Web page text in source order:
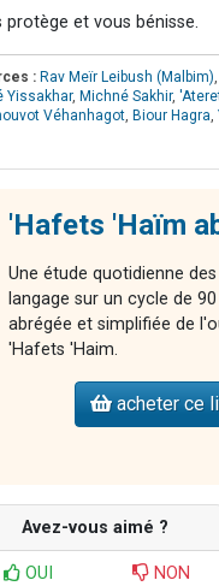
protège et vous bénisse.
: Rav Meïr Leibush (Malbim),
Yissakhar, Michné Sakhir,
Véhanhagot, Biour Hagra,
'Hafets 'Haïm
Une étude quotidienne
langage sur un cycle de
abrégée et simplifiée de
'Hafets 'Haim.
acheter ce
Avez-vous aimé ?
OUI NON